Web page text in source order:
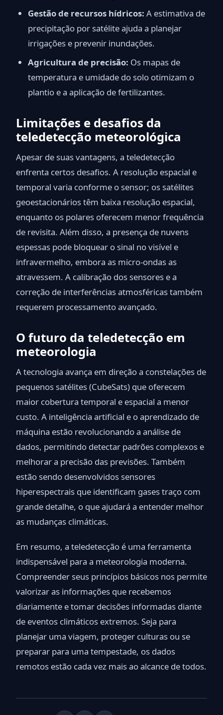
Gestão de recursos hídricos: A estimativa de
precipitação por satélite ajuda a planejar
irrigações e prevenir inundações.
Agricultura de precisão: Os mapas de
temperatura e umidade do solo otimizam o
plantio e a aplicação de fertilizantes.
Limitações e desafios da
teledetecção meteorológica
Apesar de suas vantagens, a teledetecção
enfrenta certos desafios. A resolução espacial e
temporal varia conforme o sensor; os satélites
geoestacionários têm baixa resolução espacial,
enquanto os polares oferecem menor frequência
de revisita. Além disso, a presença de nuvens
espessas pode bloquear o sinal no visível e
infravermelho, embora as micro-ondas as
atravessem. A calibração dos sensores e a
correção de interferências atmosféricas também
requerem processamento avançado.
O futuro da teledetecção em
meteorologia
A tecnologia avança em direção a constelações de
pequenos satélites (CubeSats) que oferecem
maior cobertura temporal e espacial a menor
custo. A inteligência artificial e o aprendizado de
máquina estão revolucionando a análise de
dados, permitindo detectar padrões complexos e
melhorar a precisão das previsões. Também
estão sendo desenvolvidos sensores
hiperespectrais que identificam gases traço com
grande detalhe, o que ajudará a entender melhor
as mudanças climáticas.
Em resumo, a teledetecção é uma ferramenta
indispensável para a meteorologia moderna.
Compreender seus princípios básicos nos permite
valorizar as informações que recebemos
diariamente e tomar decisões informadas diante
de eventos climáticos extremos. Seja para
planejar uma viagem, proteger culturas ou se
preparar para uma tempestade, os dados
remotos estão cada vez mais ao alcance de todos.